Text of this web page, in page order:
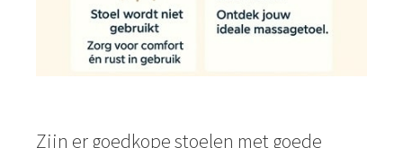
Zijn er goedkope stoelen met goede